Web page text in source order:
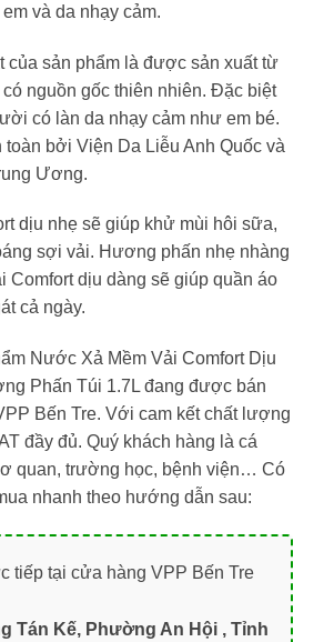
và da nhạy cảm.
của sản phẩm là được sản xuất từ
nguồn gốc thiên nhiên. Đặc biệt
có làn da nhạy cảm như em bé.
bởi Viện Da Liễu Anh Quốc và
Ương.
dịu nhẹ sẽ giúp khử mùi hôi sữa,
sợi vải. Hương phấn nhẹ nhàng
Comfort dịu dàng sẽ giúp quần áo
cả ngày.
Nước Xả Mềm Vải Comfort Dịu
Phấn Túi 1.7L đang được bán
Bến Tre. Với cam kết chất lượng
đầy đủ. Quý khách hàng là cá
quan, trường học, bệnh viện… Có
nhanh theo hướng dẫn sau:
tiếp tại cửa hàng VPP Bến Tre
Tán Kế, Phường An Hội , Tỉnh